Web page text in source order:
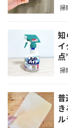
掃
知
点
掃
普
ル